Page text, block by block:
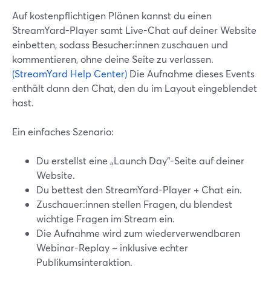
Auf kostenpflichtigen Plänen kannst du einen
StreamYard-Player samt Live-Chat auf deiner Website
einbetten, sodass Besucher:innen zuschauen und
kommentieren, ohne deine Seite zu verlassen.
(StreamYard Help Center) Die Aufnahme dieses Events
enthält dann den Chat, den du im Layout eingeblendet
hast.
Ein einfaches Szenario:
Du erstellst eine „Launch Day“-Seite auf deiner
Website.
Du bettest den StreamYard-Player + Chat ein.
Zuschauer:innen stellen Fragen, du blendest
wichtige Fragen im Stream ein.
Die Aufnahme wird zum wiederverwendbaren
Webinar-Replay – inklusive echter
Publikumsinteraktion.